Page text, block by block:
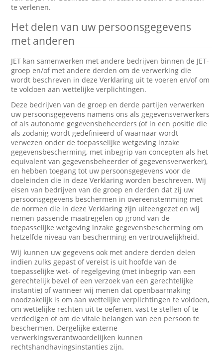
te verlenen.
Het delen van uw persoonsgegevens
met anderen
JET kan samenwerken met andere bedrijven binnen de JET-
groep en/of met andere derden om de verwerking die
wordt beschreven in deze Verklaring uit te voeren en/of om
te voldoen aan wettelijke verplichtingen.
Deze bedrijven van de groep en derde partijen verwerken
uw persoonsgegevens namens ons als gegevensverwerkers
of als autonome gegevensbeheerders (of in een positie die
als zodanig wordt gedefinieerd of waarnaar wordt
verwezen onder de toepasselijke wetgeving inzake
gegevensbescherming, met inbegrip van concepten als het
equivalent van gegevensbeheerder of gegevensverwerker),
en hebben toegang tot uw persoonsgegevens voor de
doeleinden die in deze Verklaring worden beschreven. Wij
eisen van bedrijven van de groep en derden dat zij uw
persoonsgegevens beschermen in overeenstemming met
de normen die in deze Verklaring zijn uiteengezet en wij
nemen passende maatregelen op grond van de
toepasselijke wetgeving inzake gegevensbescherming om
hetzelfde niveau van bescherming en vertrouwelijkheid.
Wij kunnen uw gegevens ook met andere derden delen
indien zulks gepast of vereist is uit hoofde van de
toepasselijke wet- of regelgeving (met inbegrip van een
gerechtelijk bevel of een verzoek van een gerechtelijke
instantie) of wanneer wij menen dat openbaarmaking
noodzakelijk is om aan wettelijke verplichtingen te voldoen,
om wettelijke rechten uit te oefenen, vast te stellen of te
verdedigen of om de vitale belangen van een persoon te
beschermen. Dergelijke externe
verwerkingsverantwoordelijken kunnen
rechtshandhavingsinstanties zijn.